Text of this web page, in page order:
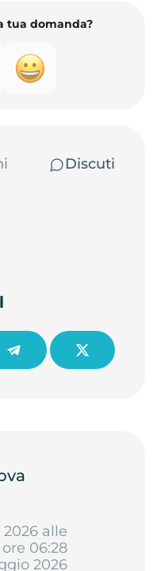
tua domanda?
Discuti
alle
ore 06:28
2026